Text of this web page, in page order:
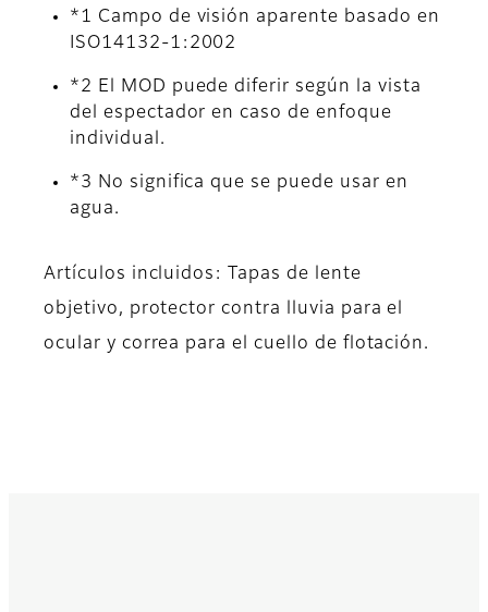
*1 Campo de visión aparente basado en
ISO14132-1:2002
*2 El MOD puede diferir según la vista
del espectador en caso de enfoque
individual.
*3 No significa que se puede usar en
agua.
Artículos incluidos: Tapas de lente
objetivo, protector contra lluvia para el
ocular y correa para el cuello de flotación.